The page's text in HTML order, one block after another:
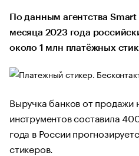
По данным агентства
месяца 2023 года
около 1 млн платёжных
Выручка банков от продажи
инструментов составила
года в России
стикеров.